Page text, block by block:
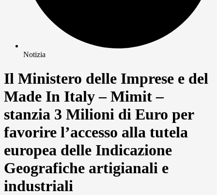
Notizia
Il Ministero delle Imprese e del
Made In Italy – Mimit –
stanzia 3 Milioni di Euro per
favorire l’accesso alla tutela
europea delle Indicazione
Geografiche artigianali e
industriali